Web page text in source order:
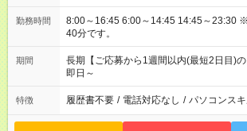
勤務時間
8:00～16:45 6:00～14:45 14:45～23:30 ※表記のうち実働7時間
40分です。
期間
長期【ご応募から1週間以内(最短2日目)の
即日～
特徴 履歴書不要 / 電話対応なし / パソコンス